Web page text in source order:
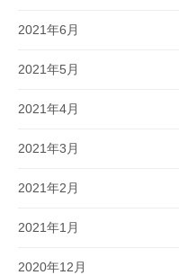
2021年6月
2021年5月
2021年4月
2021年3月
2021年2月
2021年1月
2020年12月